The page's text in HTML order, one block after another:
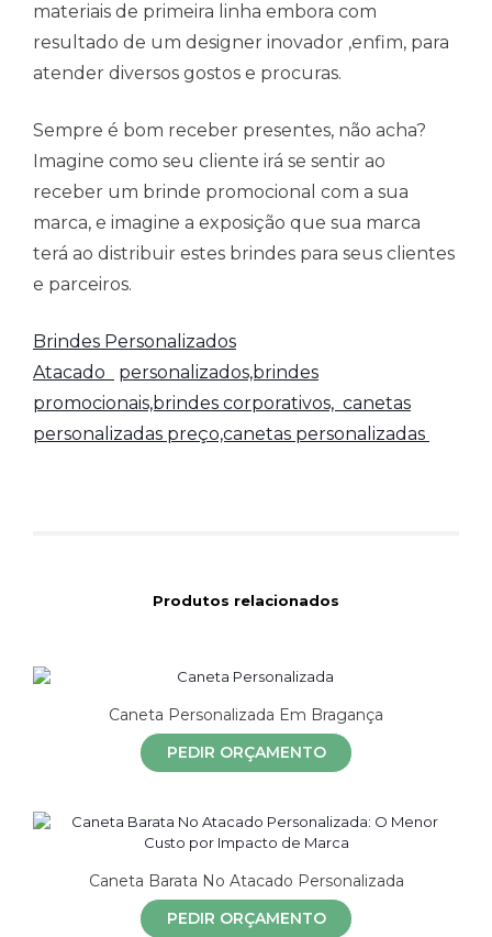
materiais de primeira linha embora com
resultado de um designer inovador ,enfim, para
atender diversos gostos e procuras.
Sempre é bom receber presentes, não acha?
Imagine como seu cliente irá se sentir ao
receber um brinde promocional com a sua
marca, e imagine a exposição que sua marca
terá ao distribuir estes brindes para seus clientes
e parceiros.
Brindes Personalizados
Atacado
personalizados,brindes
promocionais,brindes corporativos, canetas
personalizadas preço,canetas personalizadas
Produtos relacionados
Caneta Personalizada Em Bragança
PEDIR ORÇAMENTO
Caneta Barata No Atacado Personalizada
PEDIR ORÇAMENTO